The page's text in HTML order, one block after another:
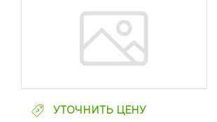
УТОЧНИТЬ ЦЕНУ